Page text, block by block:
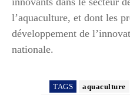
l’aquaculture, et dont les
développement de
nationale.
TAGS aquaculture